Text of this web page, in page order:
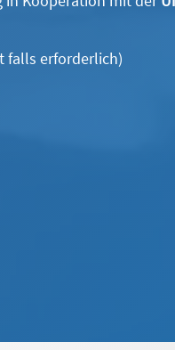
falls erforderlich)